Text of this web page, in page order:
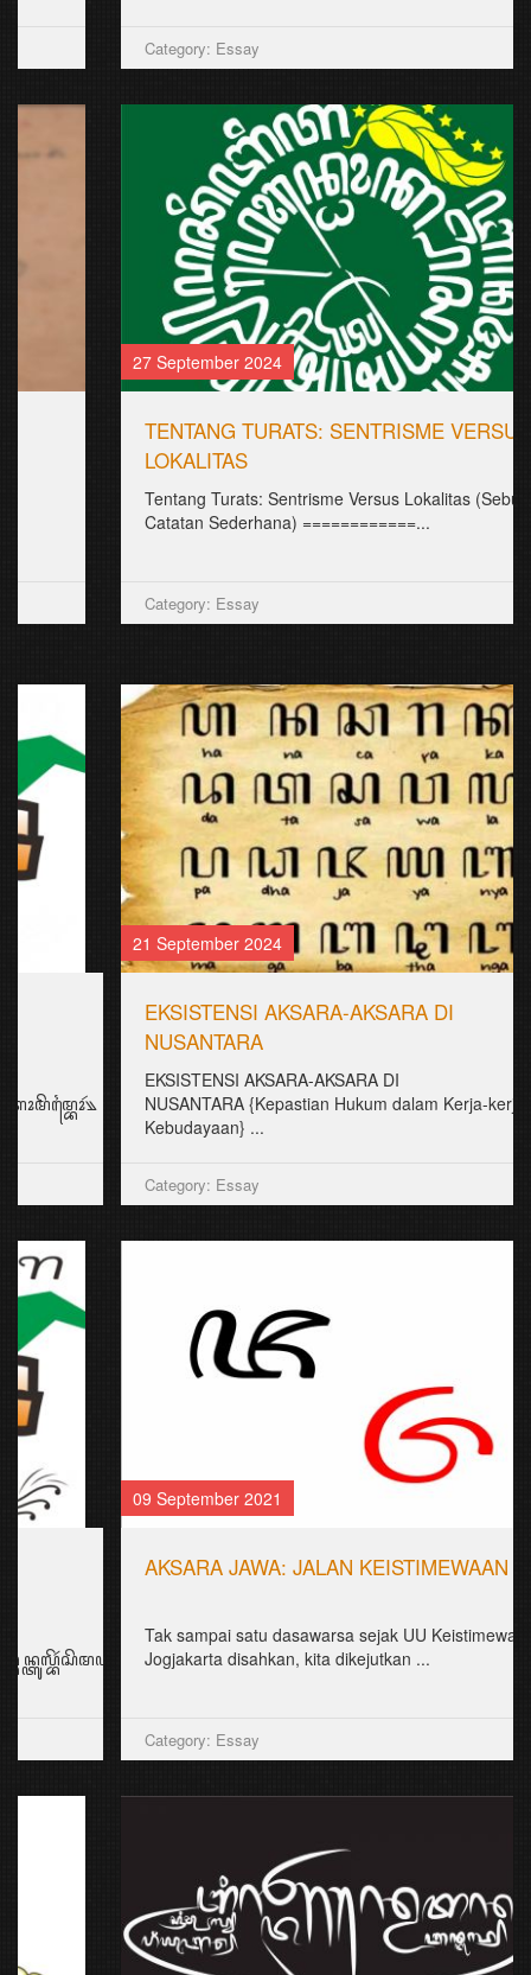
Category: Essay
27 September 2024
TENTANG TURATS: SENTRISME VERSUS
LOKALITAS
Tentang Turats: Sentrisme Versus Lokalitas (Sebuah
Catatan Sederhana) ============...
Category: Essay
21 September 2024
EKSISTENSI AKSARA-AKSARA DI
NUSANTARA
EKSISTENSI AKSARA-AKSARA DI
NUSANTARA {Kepastian Hukum dalam Kerja-kerja
Kebudayaan} ...
Category: Essay
09 September 2021
AKSARA JAWA: JALAN KEISTIMEWAAN KITA
Tak sampai satu dasawarsa sejak UU Keistimewaan
Jogjakarta disahkan, kita dikejutkan ...
Category: Essay